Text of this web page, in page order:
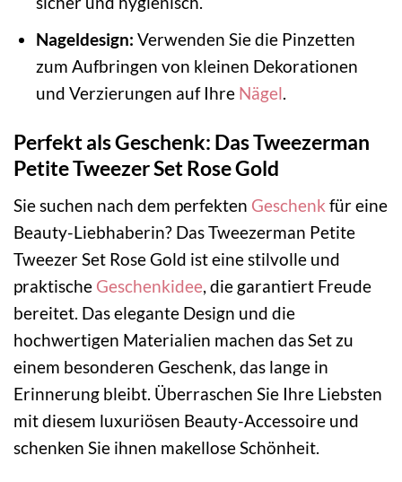
Nageldesign: Verwenden Sie die Pinzetten
zum Aufbringen von kleinen Dekorationen
und Verzierungen auf Ihre Nägel.
Perfekt als Geschenk: Das Tweezerman
Petite Tweezer Set Rose Gold
Sie suchen nach dem perfekten Geschenk für eine
Beauty-Liebhaberin? Das Tweezerman Petite
Tweezer Set Rose Gold ist eine stilvolle und
praktische Geschenkidee, die garantiert Freude
bereitet. Das elegante Design und die
hochwertigen Materialien machen das Set zu
einem besonderen Geschenk, das lange in
Erinnerung bleibt. Überraschen Sie Ihre Liebsten
mit diesem luxuriösen Beauty-Accessoire und
schenken Sie ihnen makellose Schönheit.